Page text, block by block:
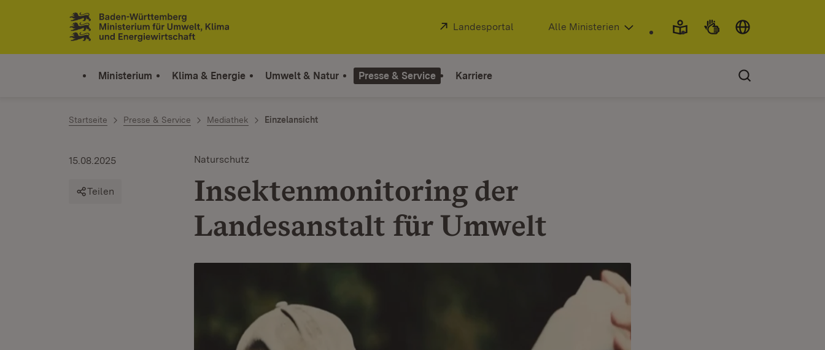
Zum Inhalt springen
Link zur Startseite
Extern:
Landesportal (Öffnet in neuem Fenster)
Alle Ministerien
Ministerium Klima & Energie Umwelt & Natur Presse & Service Karriere
Startseite Presse & Service Mediathek Einzelansicht
Naturschutz
Insektenmonitoring der
Landesanstalt für Umwelt
15.08.2025
Teilen